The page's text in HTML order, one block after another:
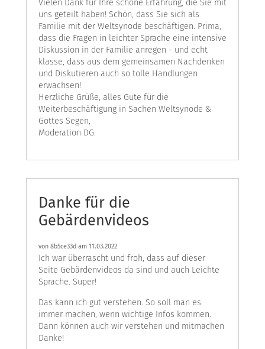
Vielen Dank für Ihre schöne Erfahrung, die Sie mit
uns geteilt haben! Schön, dass Sie sich als
Familie mit der Weltsynode beschäftigen. Prima,
dass die Fragen in leichter Sprache eine intensive
Diskussion in der Familie anregen - und echt
klasse, dass aus dem gemeinsamen Nachdenken
und Diskutieren auch so tolle Handlungen
erwachsen!
Herzliche Grüße, alles Gute für die
Weiterbeschäftigung in Sachen Weltsynode &
Gottes Segen,
Moderation DG.
Danke für die
Gebärdenvideos
von 8b5ce33d am 11.03.2022
Ich war überrascht und froh, dass auf dieser
Seite Gebärdenvideos da sind und auch Leichte
Sprache. Super!
Das kann ich gut verstehen. So soll man es
immer machen, wenn wichtige Infos kommen.
Dann können auch wir verstehen und mitmachen
Danke!